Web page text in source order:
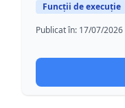
Funcții de execuție
Publicat în: 17/07/2026